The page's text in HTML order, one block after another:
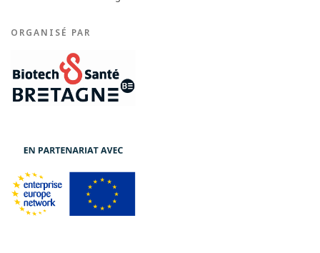
ORGANISÉ PAR